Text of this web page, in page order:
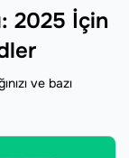
2025 İçin
ve bazı